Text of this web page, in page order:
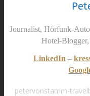
Journalist, Hörfunk-
Hotel-
LinkedIn –
petervonstamm-